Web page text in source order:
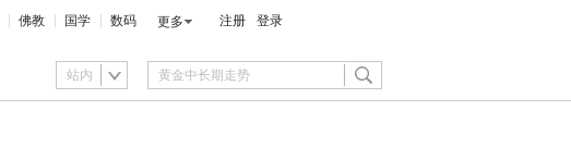
佛教 国学 数码 更多 注册 登录
站内